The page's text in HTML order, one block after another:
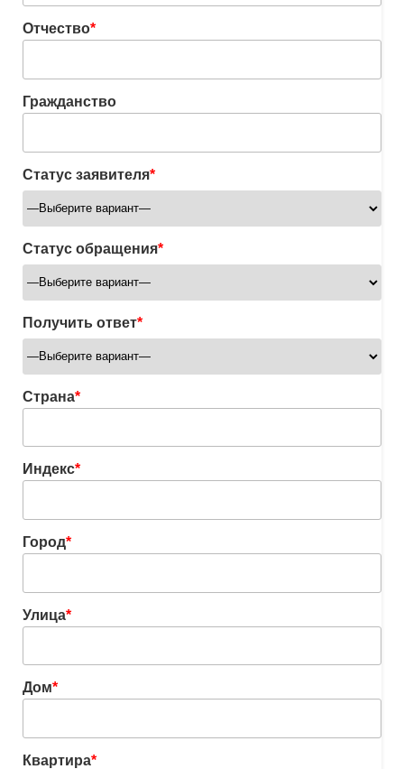
Отчество*
Гражданство
Статус заявителя*
Статус обращения*
Получить ответ*
Страна*
Индекс*
Город*
Улица*
Дом*
Квартира*